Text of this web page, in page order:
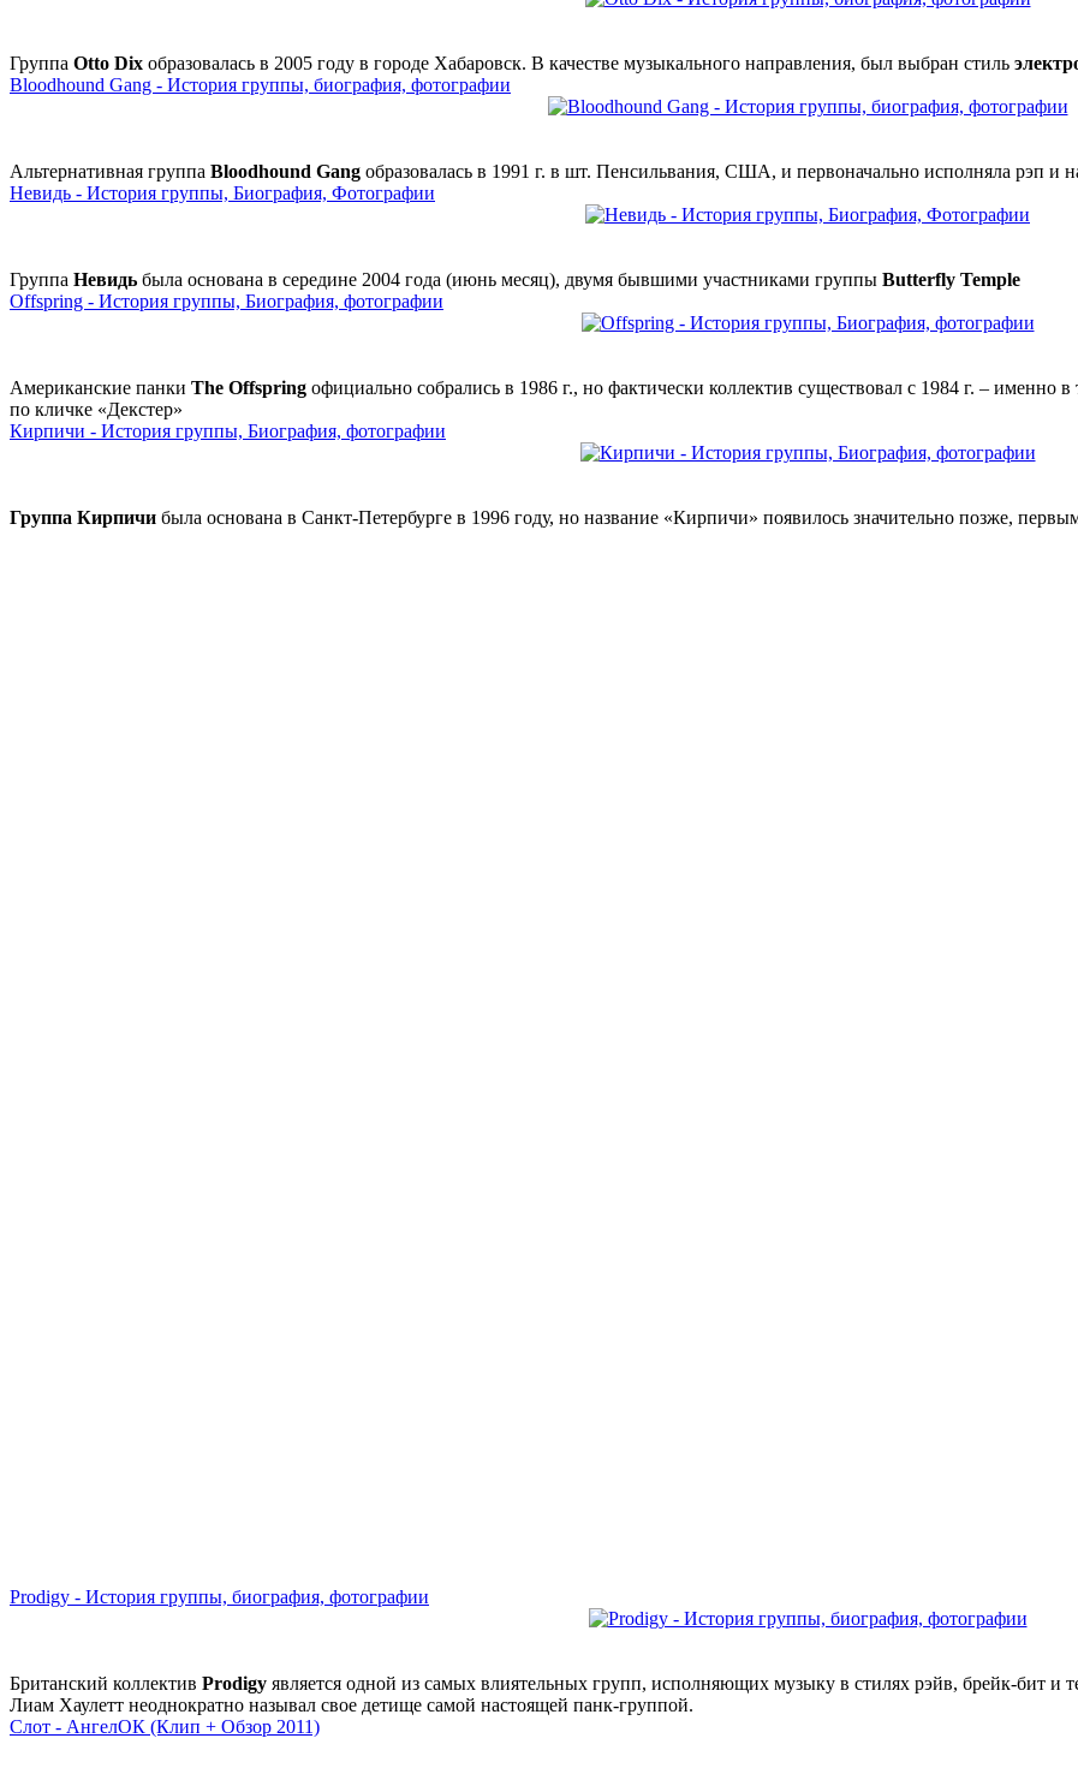
Группа Otto Dix образовалась в 2005 году в городе Хабаровск. В качестве музыкального направления, был выбран стиль
Bloodhound Gang - История группы, биография, фотографии
Альтернативная группа Bloodhound Gang образовалась в 1991 г. в шт. Пенсильвания, США, и первоначально исполняла рэп и
Невидь - История группы, Биография, Фотографии
Группа Невидь была основана в середине 2004 года (июнь месяц), двумя бывшими участниками группы Butterfly Temple
Offspring - История группы, Биография, фотографии
Американские панки The Offspring официально собрались в 1986 г., но фактически коллектив существовал с 1984 г. – именно
по кличке «Декстер»
Кирпичи - История группы, Биография, фотографии
Группа Кирпичи была основана в Санкт-Петербурге в 1996 году, но название «Кирпичи» появилось значительно позже,
Prodigy - История группы, биография, фотографии
Британский коллектив Prodigy является одной из самых влиятельных групп, исполняющих музыку в стилях рэйв, брейк-бит и
Лиам Хаулетт неоднократно называл свое детище самой настоящей панк-группой.
Слот - АнгелОК (Клип + Обзор 2011)